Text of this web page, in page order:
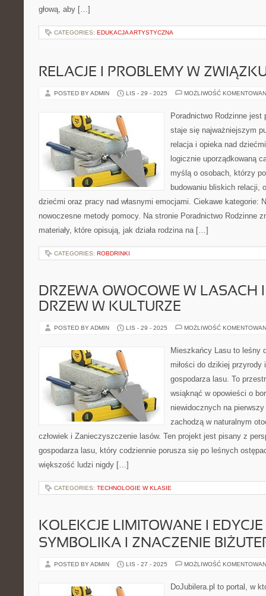
głową, aby […]
CATEGORIES: EDUKACJA ARTYSTYCZNA
RELACJE I PROBLEMY W
POSTED BY ADMIN LIS - 29 - 2025 MOŻLIWOŚĆ
Poradnictwo Rodzinne
staje się najważniejszym
relacja i opieka nad
logicznie uporządkowaną
myślą o osobach, którzy
budowaniu bliskich relacji,
dziećmi oraz pracy nad własnymi emocjami. Ciekawe kategorie:
nowoczesne metody pomocy. Na stronie Poradnictwo Rodzinne
materiały, które opisują, jak działa rodzina na […]
CATEGORIES: ROBDRINKI
DRZEWA OWOCOWE W LASACH
DRZEW W KULTURZE
POSTED BY ADMIN LIS - 29 - 2025 MOŻLIWOŚĆ
Mieszkańcy Lasu to leśny
miłości do dzikiej przyrody
gospodarza lasu. To
wsiąknąć w opowieści o
niewidocznych na
zachodzą w naturalnym
człowiek i Zanieczyszczenie lasów. Ten projekt jest pisany z
gospodarza lasu, który codziennie porusza się po leśnych
większość ludzi nigdy […]
CATEGORIES: TECHNOLOGIE W KLASIE
KOLEKCJE LIMITOWANE I
SYMBOLIKA I ZNACZENIE
POSTED BY ADMIN LIS - 27 - 2025 MOŻLIWOŚĆ
DoJubilera.pl to portal, w